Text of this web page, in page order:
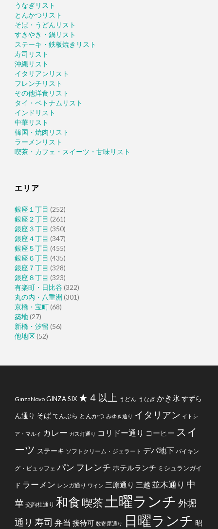
うなぎリスト
とんかつリスト
そば・うどんリスト
すきやき・鍋リスト
ステーキ・鉄板焼きリスト
寿司リスト
沖縄リスト
イタリアンリスト
フレンチリスト
その他洋食リスト
タイ・ベトナムリスト
インドリスト
中華リスト
韓国・焼肉リスト
ラーメンリスト
喫茶・カフェ・スイーツ・甘味リスト
エリア
銀座１丁目 (252)
銀座２丁目 (261)
銀座３丁目 (350)
銀座４丁目 (347)
銀座５丁目 (455)
銀座６丁目 (435)
銀座７丁目 (328)
銀座８丁目 (323)
有楽町・日比谷(322)
丸の内・八重洲 (301)
京橋・宝町(68)
築地(27)
新橋・汐留 (56)
他地区(52)
GinzaNovo GINZA SIX ★４以上 うどん うなぎ かき氷 すずら
ん通り そばてんぷら とんかつ みゆき通り イタリアン イトシ
ア・マルイ カレー ガス灯通り コリドー通り コーヒー スイ
ーツ ステーキ ソフトクリーム・ジェラート デパ地下 バイキン
グ・ビュッフェ パン フレンチ ホテルランチ ミシュランガイ
ド ラーメン レンガ通り ワイン 三原通り 三越 並木通り 中
華 交詢社通り 和食喫茶 土曜ランチ 外堀
通り 寿司 弁当 接待可 数寄屋通り 日曜ランチ 昭